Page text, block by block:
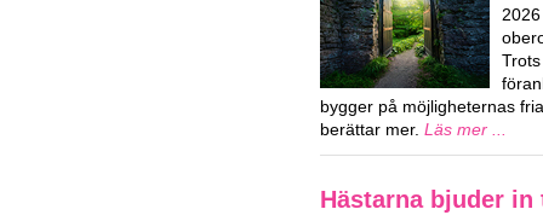
bygger på möjligheternas
berättar mer. Läs mer ...
Hästarna bjuder